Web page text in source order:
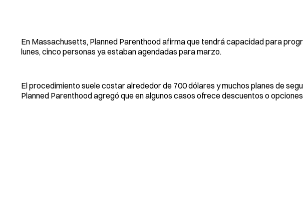
En Massachusetts, Planned Parenthood afirma que tendrá capacidad para
lunes, cinco personas ya estaban agendadas para marzo.
El procedimiento suele costar alrededor de 700 dólares y muchos planes de
Planned Parenthood agregó que en algunos casos ofrece descuentos o